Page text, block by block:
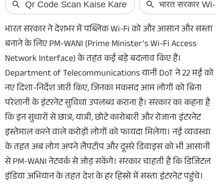
भारत सरकार ने देशभर में पब्लिक Wi-Fi को और आसान और सस्ता
बनाने के लिए PM-WANI (Prime Minister’s Wi-Fi Access
Network Interface) के तहत कई बड़े बदलाव किए हैं।
Department of Telecommunications यानी DoT ने 22 मई को
नए दिशा-निर्देश जारी किए, जिनका मकसद आम लोगों को बिना
परेशानी के इंटरनेट सुविधा उपलब्ध कराना है। सरकार का कहना है
कि इन सुधारों से छात्र, यात्री, छोटे कारोबारी और रोजाना इंटरनेट
इस्तेमाल करने वाले करोड़ों लोगों को फायदा मिलेगा। नई व्यवस्था
के तहत अब लोग अपने लैपटॉप और दूसरे डिवाइस को भी आसानी
से PM-WANI नेटवर्क से जोड़ सकेंगे। सरकार चाहती है कि डिजिटल
इंडिया अभियान के तहत देश के हर हिस्से में सस्ता इंटरनेट पहुंचे।